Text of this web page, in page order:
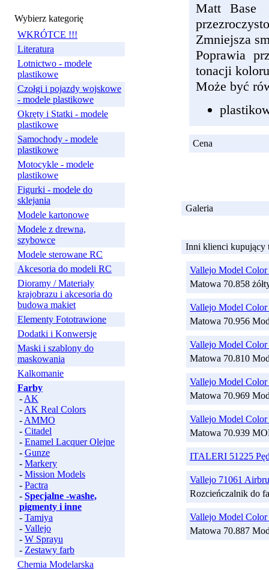
Wybierz kategorię
WKRÓTCE !!!
Literatura
Lotnictwo - modele
plastikowe
Czołgi i pojazdy wojskowe
- modele plastikowe
Okręty i Statki - modele
plastikowe
Samochody - modele
plastikowe
Motocykle - modele
plastikowe
Figurki - modele do
sklejania
Modele kartonowe
Modele z drewna,
szybowce
Modele sterowane RC
Akcesoria do modeli RC
Dioramy / Materiały
krajobrazu i akcesoria do
budowa makiet
Elementy Fototrawione
Dodatki i Konwersje
Maski i szablony do
maskowania
Kalkomanie
Farby
- AK
- AK Real Colors
- AMMO
- Citadel
- Enamel Lacquer Olejne
- Gunze
- Markery
- Mission Models
- Pactra
- Specjalne -washe,
pigmenty i inne
- Tamiya
- Vallejo
- W Sprayu
- Zestawy farb
Chemia Modelarska
Matt Base
Zmniejsza
Poprawia
tonacji
Może być
Cena
Galeria
Inni klienci kupujący
Vallejo Model
Matowa 70.858
Vallejo Model Color
Matowa 70.956
Vallejo Model
Matowa 70.810
Vallejo Model Color
Matowa 70.969
Vallejo Model
Matowa 70.939
ITALERI 51225
Vallejo 71061
Rozcieńczalnik do
Vallejo Model
Matowa 70.887